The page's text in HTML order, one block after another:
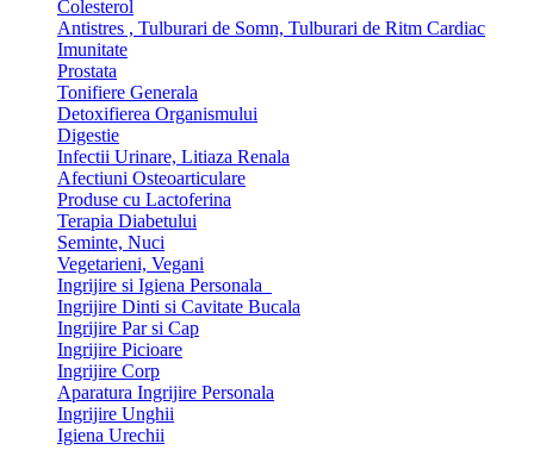
Colesterol
Antistres , Tulburari de Somn, Tulburari de Ritm Cardiac
Imunitate
Prostata
Tonifiere Generala
Detoxifierea Organismului
Digestie
Infectii Urinare, Litiaza Renala
Afectiuni Osteoarticulare
Produse cu Lactoferina
Terapia Diabetului
Seminte, Nuci
Vegetarieni, Vegani
Ingrijire si Igiena Personala
Ingrijire Dinti si Cavitate Bucala
Ingrijire Par si Cap
Ingrijire Picioare
Ingrijire Corp
Aparatura Ingrijire Personala
Ingrijire Unghii
Igiena Urechii